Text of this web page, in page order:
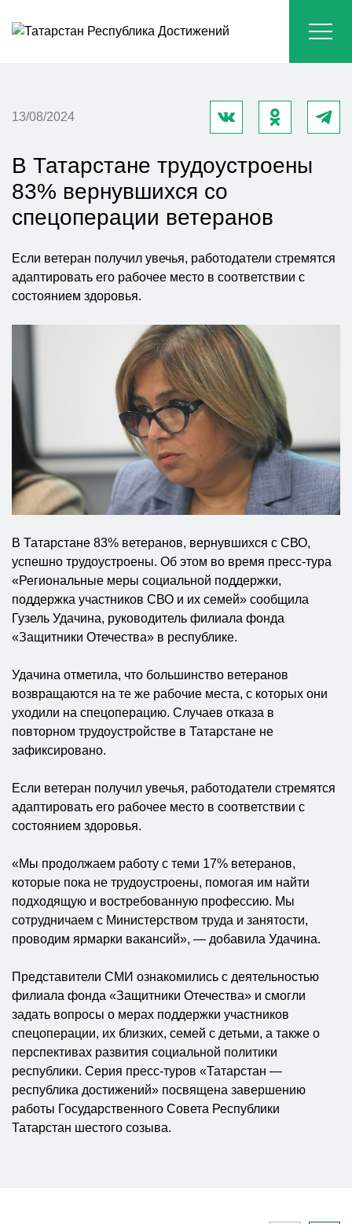
13/08/2024
В Татарстане трудоустроены
83% вернувшихся со
спецоперации ветеранов
Если ветеран получил увечья, работодатели стремятся
адаптировать его рабочее место в соответствии с
состоянием здоровья.
В Татарстане 83% ветеранов, вернувшихся с СВО,
успешно трудоустроены. Об этом во время пресс-тура
«Региональные меры социальной поддержки,
поддержка участников СВО и их семей» сообщила
Гузель Удачина, руководитель филиала фонда
«Защитники Отечества» в республике.
Удачина отметила, что большинство ветеранов
возвращаются на те же рабочие места, с которых они
уходили на спецоперацию. Случаев отказа в
повторном трудоустройстве в Татарстане не
зафиксировано.
Если ветеран получил увечья, работодатели стремятся
адаптировать его рабочее место в соответствии с
состоянием здоровья.
«Мы продолжаем работу с теми 17% ветеранов,
которые пока не трудоустроены, помогая им найти
подходящую и востребованную профессию. Мы
сотрудничаем с Министерством труда и занятости,
проводим ярмарки вакансий», — добавила Удачина.
Представители СМИ ознакомились с деятельностью
филиала фонда «Защитники Отечества» и смогли
задать вопросы о мерах поддержки участников
спецоперации, их близких, семей с детьми, а также о
перспективах развития социальной политики
республики. Серия пресс-туров «Татарстан —
республика достижений» посвящена завершению
работы Государственного Совета Республики
Татарстан шестого созыва.